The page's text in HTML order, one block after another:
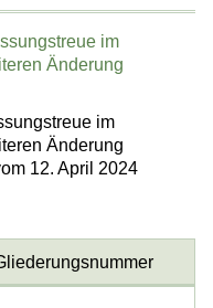
im
Änderung
im
Änderung
12. April 2024